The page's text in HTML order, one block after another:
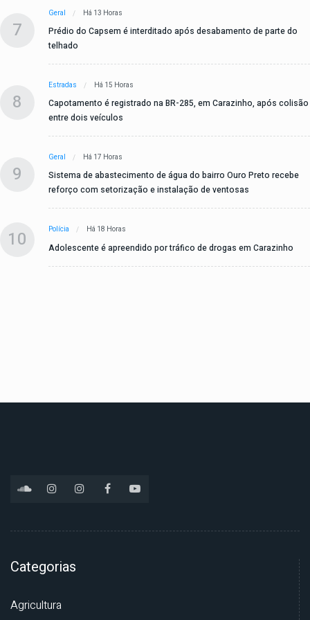
7
Geral Há 13 Horas
Prédio do Capsem é interditado após desabamento de parte do
telhado
8
Estradas Há 15 Horas
Capotamento é registrado na BR-285, em Carazinho, após colisão
entre dois veículos
9
Geral Há 17 Horas
Sistema de abastecimento de água do bairro Ouro Preto recebe
reforço com setorização e instalação de ventosas
10 Polícia Há 18 Horas
Adolescente é apreendido por tráfico de drogas em Carazinho
Categorias
Agricultura